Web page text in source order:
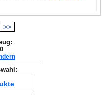
>>